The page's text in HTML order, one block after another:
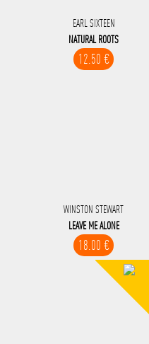
EARL SIXTEEN
NATURAL ROOTS
12.50 €
WINSTON STEWART
LEAVE ME ALONE
18.00 €